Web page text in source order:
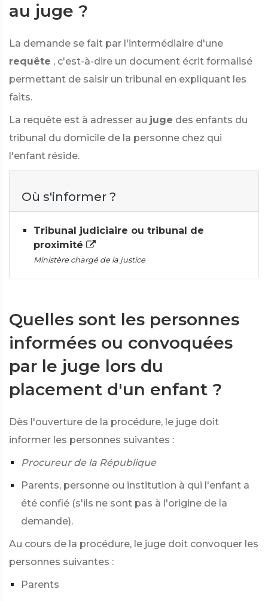
au juge ?
La demande se fait par l'intermédiaire d'une
requête , c'est-à-dire un document écrit formalisé
permettant de saisir un tribunal en expliquant les
faits.
La requête est à adresser au juge des enfants du
tribunal du domicile de la personne chez qui
l'enfant réside.
Où s'informer ?
Tribunal judiciaire ou tribunal de
proximité
Ministère chargé de la justice
Quelles sont les personnes
informées ou convoquées
par le juge lors du
placement d'un enfant ?
Dès l'ouverture de la procédure, le juge doit
informer les personnes suivantes :
Procureur de la République
Parents, personne ou institution à qui l'enfant a
été confié (s'ils ne sont pas à l'origine de la
demande).
Au cours de la procédure, le juge doit convoquer les
personnes suivantes :
Parents